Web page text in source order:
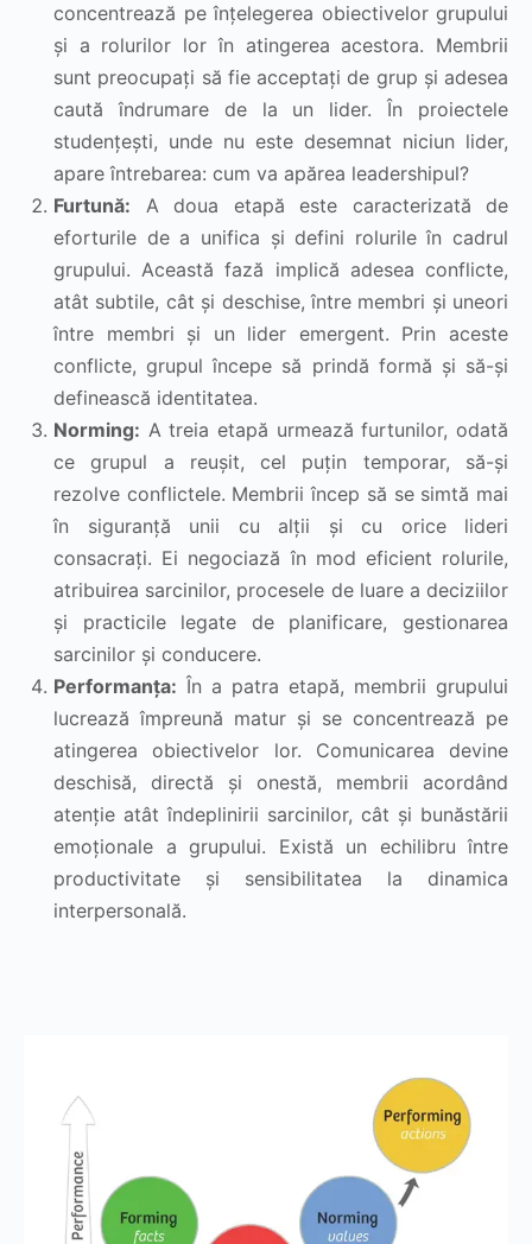
concentrează pe înțelegerea obiectivelor grupului
și a rolurilor lor în atingerea acestora. Membrii
sunt preocupați să fie acceptați de grup și adesea
caută îndrumare de la un lider. În proiectele
studențești, unde nu este desemnat niciun lider,
apare întrebarea: cum va apărea leadershipul?
Furtună: A doua etapă este caracterizată de
eforturile de a unifica și defini rolurile în cadrul
grupului. Această fază implică adesea conflicte,
atât subtile, cât și deschise, între membri și uneori
între membri și un lider emergent. Prin aceste
conflicte, grupul începe să prindă formă și să-și
definească identitatea.
Norming: A treia etapă urmează furtunilor, odată
ce grupul a reușit, cel puțin temporar, să-și
rezolve conflictele. Membrii încep să se simtă mai
în siguranță unii cu alții și cu orice lideri
consacrați. Ei negociază în mod eficient rolurile,
atribuirea sarcinilor, procesele de luare a deciziilor
și practicile legate de planificare, gestionarea
sarcinilor și conducere.
Performanța: În a patra etapă, membrii grupului
lucrează împreună matur și se concentrează pe
atingerea obiectivelor lor. Comunicarea devine
deschisă, directă și onestă, membrii acordând
atenție atât îndeplinirii sarcinilor, cât și bunăstării
emoționale a grupului. Există un echilibru între
productivitate și sensibilitatea la dinamica
interpersonală.